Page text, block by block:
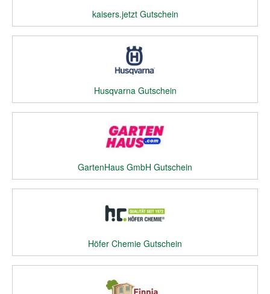
kaisers.jetzt Gutschein
Husqvarna Gutschein
GartenHaus GmbH Gutschein
Höfer Chemie Gutschein